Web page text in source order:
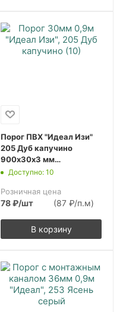
Порог ПВХ "Идеал Изи"
205 Дуб капучино
900х30х3 мм
(10шт.упак.)
Доступно: 10
Розничная цена
78₽/шт (87 ₽/п.м)
В корзину